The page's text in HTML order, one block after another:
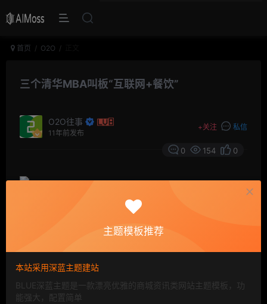
首页 O2O
三个清华MBA叫板“互联网+餐饮”
O2O往事
11年前发布
+关注 私信
0 154 0
其550万人民币天使轮融资，吴世春是青年菜君的A轮千
万人民币投资人。
主题模板推荐
本站采用深蓝主题建站
BLUE深蓝主题是一款漂亮优雅的商城资讯类网站主题模板，功
能强大，配置简单